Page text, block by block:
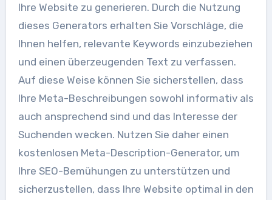
Ihre Website zu generieren. Durch die Nutzung
dieses Generators erhalten Sie Vorschläge, die
Ihnen helfen, relevante Keywords einzubeziehen
und einen überzeugenden Text zu verfassen.
Auf diese Weise können Sie sicherstellen, dass
Ihre Meta-Beschreibungen sowohl informativ als
auch ansprechend sind und das Interesse der
Suchenden wecken. Nutzen Sie daher einen
kostenlosen Meta-Description-Generator, um
Ihre SEO-Bemühungen zu unterstützen und
sicherzustellen, dass Ihre Website optimal in den